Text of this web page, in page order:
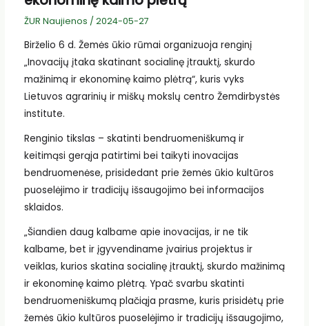
ŽUR Naujienos / 2024-05-27
Birželio 6 d. Žemės ūkio rūmai organizuoja renginį
„Inovacijų įtaka skatinant socialinę įtrauktį, skurdo
mažinimą ir ekonominę kaimo plėtrą“, kuris vyks
Lietuvos agrarinių ir miškų mokslų centro Žemdirbystės
institute.
Renginio tikslas – skatinti bendruomeniškumą ir
keitimąsi gerąja patirtimi bei taikyti inovacijas
bendruomenėse, prisidedant prie žemės ūkio kultūros
puoselėjimo ir tradicijų išsaugojimo bei informacijos
sklaidos.
„Šiandien daug kalbame apie inovacijas, ir ne tik
kalbame, bet ir įgyvendiname įvairius projektus ir
veiklas, kurios skatina socialinę įtrauktį, skurdo mažinimą
ir ekonominę kaimo plėtrą. Ypač svarbu skatinti
bendruomeniškumą plačiąja prasme, kuris prisidėtų prie
žemės ūkio kultūros puoselėjimo ir tradicijų išsaugojimo,